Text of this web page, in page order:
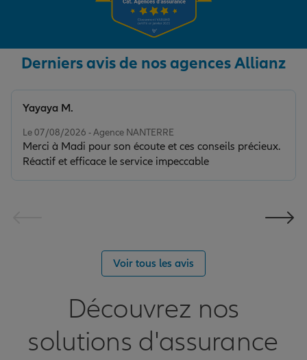
Derniers avis de nos agences Allianz
Le 07/08/2026 - Agence NANTERRE
Merci à Madi pour son écoute et ces conseils précieux.
Réactif et efficace le service impeccable
Yayaya M.
Voir tous les avis
Découvrez nos
solutions d'assurance